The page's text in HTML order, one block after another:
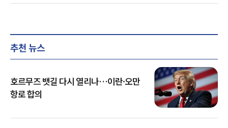
추천 뉴스
호르무즈 뱃길 다시 열리나…이란·오만
항로 합의